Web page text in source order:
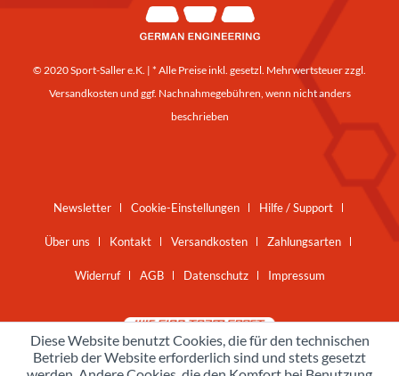
© 2020 Sport-Saller e.K. | * Alle Preise inkl. gesetzl. Mehrwertsteuer zzgl.
Versandkosten und ggf. Nachnahmegebühren, wenn nicht anders
beschrieben
Newsletter Cookie-Einstellungen Hilfe / Support
Über uns Kontakt Versandkosten Zahlungsarten
Widerruf AGB Datenschutz Impressum
Diese Website benutzt Cookies, die für den technischen
Betrieb der Website erforderlich sind und stets gesetzt